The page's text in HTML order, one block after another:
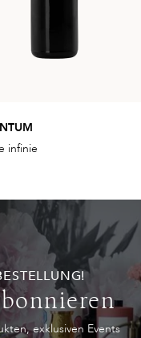
infinie
exklusiven Events